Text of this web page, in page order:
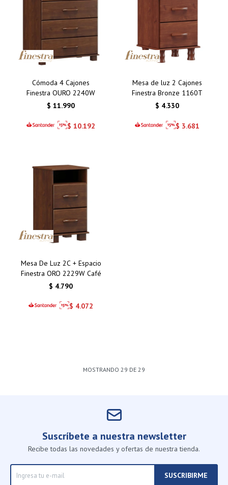
Cómoda 4 Cajones
Finestra OURO 2240W
$ 11.990
$ 10.192
Mesa de luz 2 Cajones
Finestra Bronze 1160T
$ 4.330
$ 3.681
Mesa De Luz 2C + Espacio
Finestra ORO 2229W Café
$ 4.790
$ 4.072
MOSTRANDO 29 DE 29
Suscríbete a nuestra newsletter
Recibe todas las novedades y ofertas de nuestra tienda.
SUSCRIBIRME